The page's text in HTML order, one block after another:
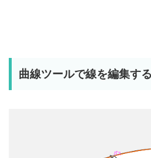
曲線ツールで線を編集する